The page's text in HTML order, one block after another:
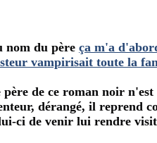
nom du père ça m'a
vampirisait toute la
père de ce roman noir
dérangé, il reprend
ci de venir lui rendre